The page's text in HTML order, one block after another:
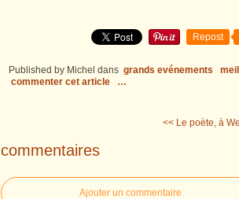
Repost
Published by Michel dans grands evénements
commenter cet article
…
<< Le poète, à
commentaires
Ajouter un commentaire